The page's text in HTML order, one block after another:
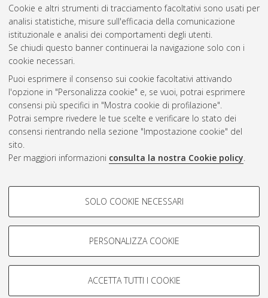
Cookie e altri strumenti di tracciamento facoltativi sono usati per
analisi statistiche, misure sull'efficacia della comunicazione
istituzionale e analisi dei comportamenti degli utenti.
Se chiudi questo banner continuerai la navigazione solo con i
cookie necessari.
Puoi esprimere il consenso sui cookie facoltativi attivando
l'opzione in "Personalizza cookie" e, se vuoi, potrai esprimere
consensi più specifici in "Mostra cookie di profilazione".
Potrai sempre rivedere le tue scelte e verificare lo stato dei
consensi rientrando nella sezione "Impostazione cookie" del
sito.
Per maggiori informazioni consulta la nostra Cookie policy.
COOKIE DI PROFILAZIONE -
Si tratta di cookie utilizzati per analizzare le caratteristiche della
navigazione degli utenti, creare profili in base al loro comportamento
Mostra cookie di profilazione
COOKIE TECNICI - NECESSARI
SOLO COOKIE NECESSARI
PERSONALIZZA COOKIE
ACCETTA TUTTI I COOKIE
Questa lista e' stata generata il Thu Aug 6 20:50:24 2026
Atom
Rss 1.0
Rss 2.0
ISSN: 2038-7946
Impostazioni Cookie
Informativa sulla privacy
Condizioni d’uso del sito